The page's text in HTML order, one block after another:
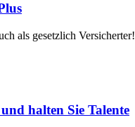
als gesetzlich Versicherter!
halten Sie Talente